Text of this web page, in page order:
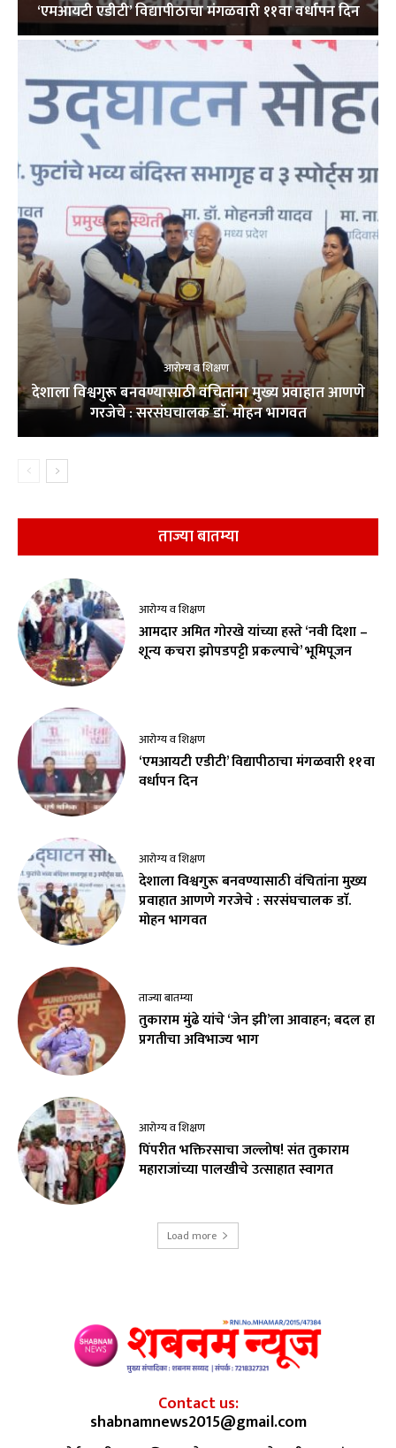
‘एमआयटी एडीटी’ विद्यापीठाचा मंगळवारी ११वा वर्धापन दिन
आरोग्य व शिक्षण
देशाला विश्वगुरू बनवण्यासाठी वंचितांना मुख्य प्रवाहात आणणे
गरजेचे : सरसंघचालक डाॅ. मोहन भागवत
ताज्या बातम्या
आरोग्य व शिक्षण
आमदार अमित गोरखे यांच्या हस्ते ‘नवी दिशा –
शून्य कचरा झोपडपट्टी प्रकल्पाचे’ भूमिपूजन
आरोग्य व शिक्षण
‘एमआयटी एडीटी’ विद्यापीठाचा मंगळवारी ११वा
वर्धापन दिन
आरोग्य व शिक्षण
देशाला विश्वगुरू बनवण्यासाठी वंचितांना मुख्य
प्रवाहात आणणे गरजेचे : सरसंघचालक डाॅ.
मोहन भागवत
ताज्या बातम्या
तुकाराम मुंढे यांचे ‘जेन झी’ला आवाहन; बदल हा
प्रगतीचा अविभाज्य भाग
आरोग्य व शिक्षण
पिंपरीत भक्तिरसाचा जल्लोष! संत तुकाराम
महाराजांच्या पालखीचे उत्साहात स्वागत
Load more
Contact us:
shabnamnews2015@gmail.com